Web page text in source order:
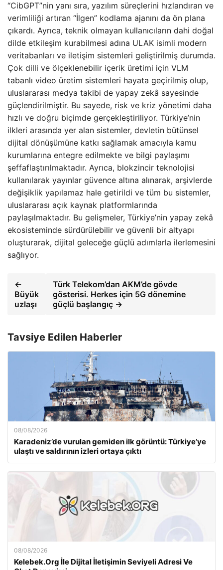
“CibGPT”nin yanı sıra, yazılım süreçlerini hızlandıran ve
verimliliği artıran “İlgen” kodlama ajanını da ön plana
çıkardı. Ayrıca, teknik olmayan kullanıcıların dahi doğal
dilde etkileşim kurabilmesi adına ULAK isimli modern
veritabanları ve iletişim sistemleri geliştirilmiş durumda.
Çok dilli ve ölçeklenebilir içerik üretimi için VLM
tabanlı video üretim sistemleri hayata geçirilmiş olup,
uluslararası medya takibi de yapay zekâ sayesinde
güçlendirilmiştir. Bu sayede, risk ve kriz yönetimi daha
hızlı ve doğru biçimde gerçekleştiriliyor. Türkiye’nin
ilkleri arasında yer alan sistemler, devletin bütünsel
dijital dönüşümüne katkı sağlamak amacıyla kamu
kurumlarına entegre edilmekte ve bilgi paylaşımı
şeffaflaştırılmaktadır. Ayrıca, blokzincir teknolojisi
kullanılarak yayınlar güvence altına alınarak, arşivlerde
değişiklik yapılamaz hale getirildi ve tüm bu sistemler,
uluslararası açık kaynak platformlarında
paylaşılmaktadır. Bu gelişmeler, Türkiye’nin yapay zekâ
ekosisteminde sürdürülebilir ve güvenli bir altyapı
oluşturarak, dijital geleceğe güçlü adımlarla ilerlemesini
sağlıyor.
←
Büyük
uzlaşı
Türk Telekom’dan AKM’de gövde
gösterisi. Herkes için 5G dönemine
güçlü başlangıç →
Tavsiye Edilen Haberler
08/08/2026
Karadeniz’de vurulan gemiden ilk görüntü: Türkiye’ye
ulaştı ve saldırının izleri ortaya çıktı
08/08/2026
Kelebek.Org İle Dijital İletişimin Seviyeli Adresi Ve